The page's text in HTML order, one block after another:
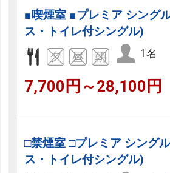
■喫煙室 ■プレミア シング
ス・トイレ付シングル)
1名
7,700円～28,100円
□禁煙室 □プレミア シング
ス・トイレ付シングル)